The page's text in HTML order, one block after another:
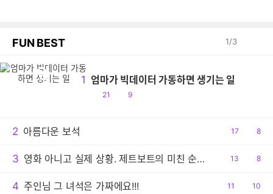
FUN BEST 1/3
1 엄마가 빅데이터 가동하면 생기는 일
공
21
댓
9
엄
2 아름다운 보석
공
17
댓
8
3 영화 아니고 실제 상황. 제트보트의 미친 순발력
공
13
댓
8
4 주인님 그 녀석은 가짜에요!!!
공
11
댓
10